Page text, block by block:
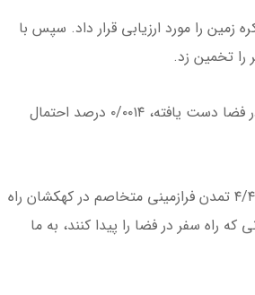
زمین را مورد ارزیابی قرار داد. سپس با
را تخمین زد.
بر اساس این مقاله، ۲۵۹ سال دیگر که انسان به دانش سفر در فضا دست یافته، ۰/۰۰۱۴ درصد احتمال
از همینجا کابالرو به این نتیجه رسیده است که ممکن است ۴/۴۲ تمدن فرازمینی متخاصم در کهکشان راه
راه سفر در فضا را پیدا کنند، به ما